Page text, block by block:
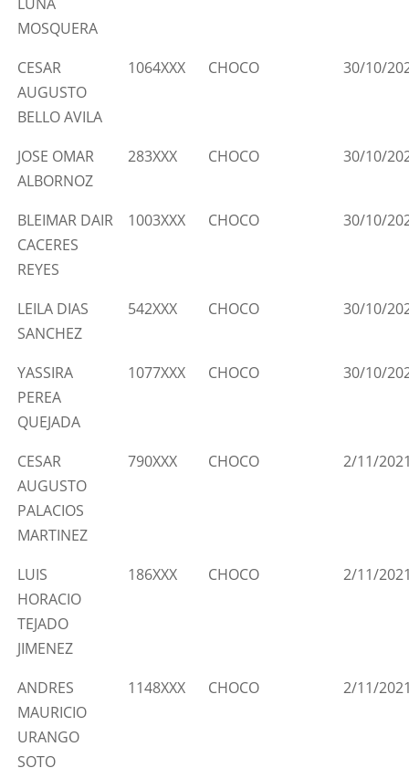
MOSQUERA
CESAR
AUGUSTO
BELLO AVILA
1064XXX CHOCO 30/10/
JOSE OMAR
ALBORNOZ
283XXX CHOCO 30/10/
BLEIMAR DAIR
CACERES
REYES
1003XXX CHOCO 30/10/
LEILA DIAS
SANCHEZ
542XXX CHOCO 30/10/
YASSIRA
PEREA
QUEJADA
1077XXX CHOCO 30/10/
CESAR
AUGUSTO
PALACIOS
MARTINEZ
790XXX CHOCO 2/11/
LUIS
HORACIO
TEJADO
JIMENEZ
186XXX CHOCO 2/11/
ANDRES
MAURICIO
URANGO
SOTO
1148XXX CHOCO 2/11/